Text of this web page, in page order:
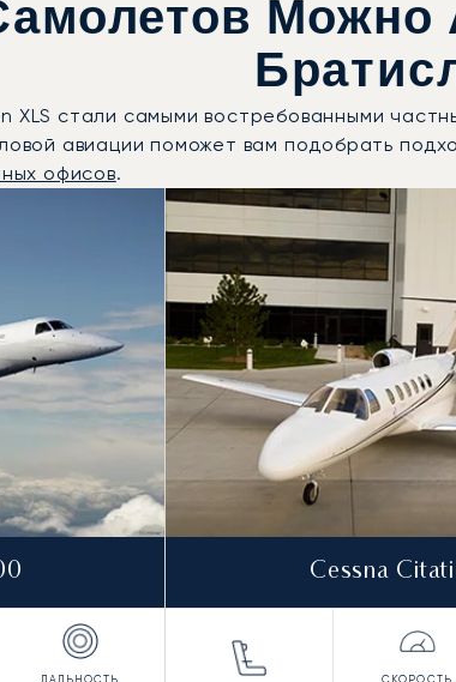
Можно
стали самыми востребованными
авиации поможет вам подобрать
офисов.
модели воздушных судов по числу
Места
Дальность (км)
Cessna